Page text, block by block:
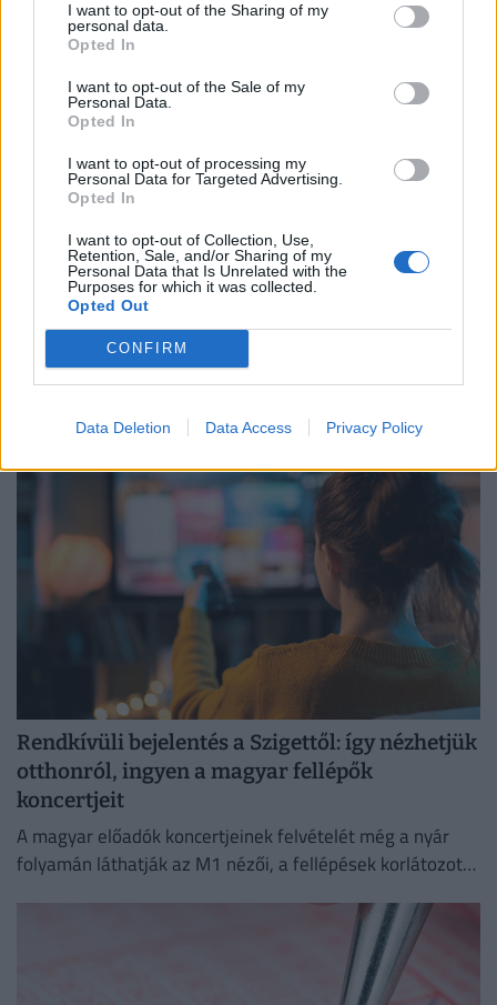
I want to opt-out of the Sharing of my
personal data.
Opted In
I want to opt-out of the Sale of my
Personal Data.
Opted In
I want to opt-out of processing my
Personal Data for Targeted Advertising.
Opted In
I want to opt-out of Collection, Use,
Retention, Sale, and/or Sharing of my
Personal Data that Is Unrelated with the
Purposes for which it was collected.
Opted Out
CONFIRM
Data Deletion Data Access Privacy Policy
3,0%-kal haladta meg, az előző hónaphoz képest 0,4%-
kal mérséklődött
A Skandináv lottó nyerőszámai a 32. héten
Kihúzták a Skandináv lottó 2026/32. heti nyerőszámait.
Lássuk, elvitte-e valaki a 600 millió forintos
Rendkívüli bejelentés a Szigettől: így nézhetjük
otthonról, ingyen a magyar fellépők
koncertjeit
A magyar előadók koncertjeinek felvételét még a nyár
folyamán láthatják az M1 nézői, a fellépések korlátozott